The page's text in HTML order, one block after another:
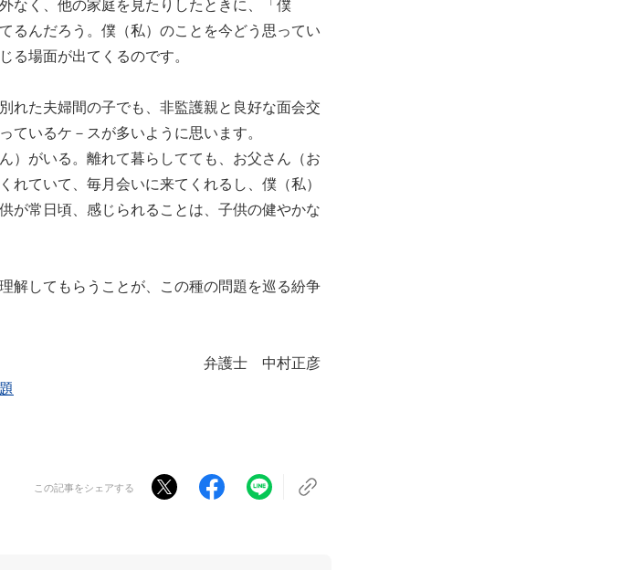
るんだろう。僕（私）のことを今どう思ってい
場面が出てくるのです。
れた夫婦間の子でも、非監護親と良好な面会交
いるケ－スが多いように思います。
）がいる。離れて暮らしてても、お父さん（お
ていて、毎月会いに来てくれるし、僕（私）
が常日頃、感じられることは、子供の健やかな
解してもらうことが、この種の問題を巡る紛争
村正彦
この記事をシェアする